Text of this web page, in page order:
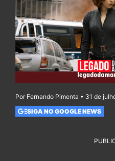
Por Fernando Pimenta • 31 de
SIGA NO GOOGLE NEWS